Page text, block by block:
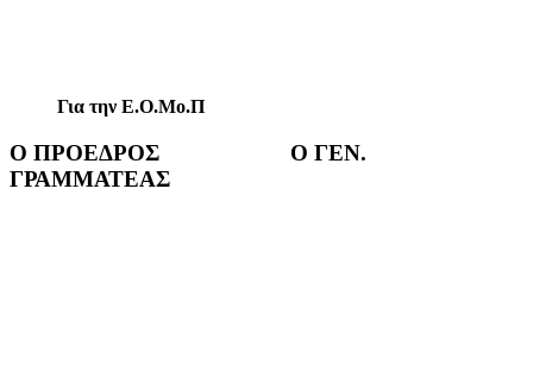
Για την Ε.Ο.Μο.Π
Ο ΠΡΟΕΔΡΟΣ Ο ΓΕΝ.
ΓΡΑΜΜΑΤΕΑΣ